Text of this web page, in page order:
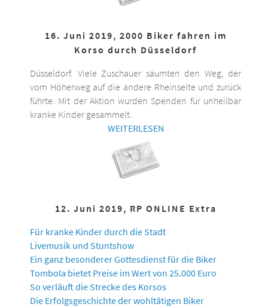
16. Juni 2019, 2000 Biker fahren im
Korso durch Düsseldorf
Düsseldorf. Viele Zuschauer säumten den Weg, der
vom Höherweg auf die andere Rheinseite und zurück
führte. Mit der Aktion wurden Spenden für unheilbar
kranke Kinder gesammelt.
WEITERLESEN
12. Juni 2019, RP ONLINE Extra
Für kranke Kinder durch die Stadt
Livemusik und Stuntshow
Ein ganz besonderer Gottesdienst für die Biker
Tombola bietet Preise im Wert von 25.000 Euro
So verläuft die Strecke des Korsos
Die Erfolgsgeschichte der wohltätigen Biker